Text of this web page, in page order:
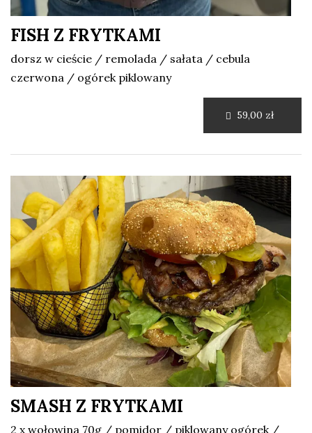
FISH Z FRYTKAMI
dorsz w cieście / remolada / sałata / cebula
czerwona / ogórek piklowany
SMASH Z FRYTKAMI
2 x wołowina 70g / pomidor / piklowany ogórek /